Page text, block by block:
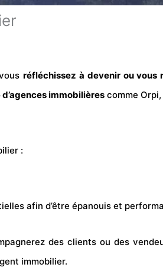
réfléchissez à devenir ou
immobilières comme
:
afin d’être épanouis et
des clients ou des
immobilier.